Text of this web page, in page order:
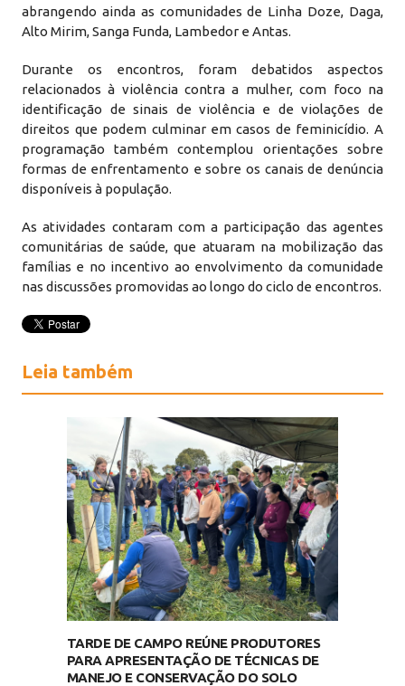
abrangendo ainda as comunidades de Linha Doze, Daga,
Alto Mirim, Sanga Funda, Lambedor e Antas.
Durante os encontros, foram debatidos aspectos
relacionados à violência contra a mulher, com foco na
identificação de sinais de violência e de violações de
direitos que podem culminar em casos de feminicídio. A
programação também contemplou orientações sobre
formas de enfrentamento e sobre os canais de denúncia
disponíveis à população.
As atividades contaram com a participação das agentes
comunitárias de saúde, que atuaram na mobilização das
famílias e no incentivo ao envolvimento da comunidade
nas discussões promovidas ao longo do ciclo de encontros.
Leia também
TARDE DE CAMPO REÚNE PRODUTORES
PARA APRESENTAÇÃO DE TÉCNICAS DE
MANEJO E CONSERVAÇÃO DO SOLO